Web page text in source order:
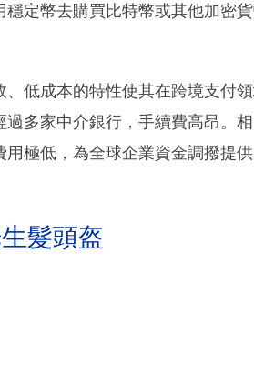
定幣去購買比特幣或其他加密
低成本的特性使其在跨境支付
多家中介銀行，手續費高昂。
極低，為全球企業資金調撥提
髮頭盔